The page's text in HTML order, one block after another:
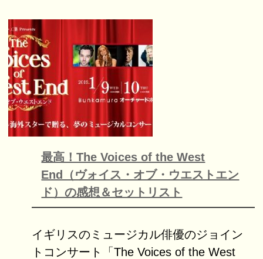
最高！The Voices of the West
End（ヴォイス・オブ・ウエストエン
ド）の感想＆セットリスト
イギリスのミュージカル俳優のジョイン
トコンサート「The Voices of the West